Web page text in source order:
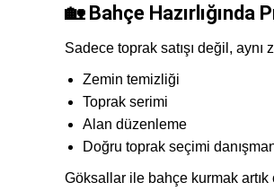
🏡 Bahçe Hazırlığında
Sadece toprak satışı değil, aynı
Zemin temizliği
Toprak serimi
Alan düzenleme
Doğru toprak seçimi
Göksallar ile bahçe kurmak artık